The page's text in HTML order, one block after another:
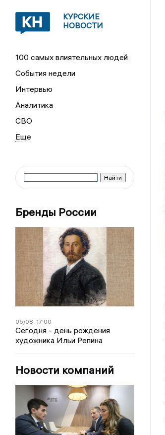
КУРСКИЕ
НОВОСТИ
100 самых влиятельных людей
События недели
Интервью
Аналитика
СВО
Бренды России
05/08 17:00
Сегодня - день рождения
художника Ильи Репина
Новости компаний